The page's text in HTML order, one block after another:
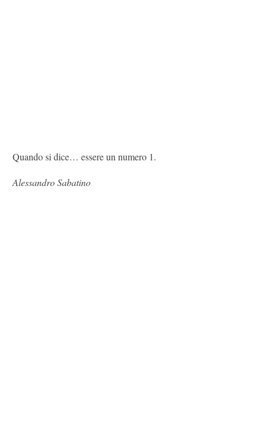
Quando si dice… essere un numero 1.
Alessandro Sabatino